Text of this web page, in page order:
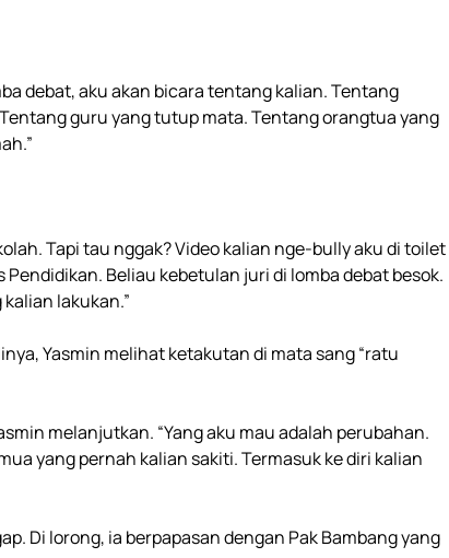
debat, aku akan bicara tentang kalian. Tentang
guru yang tutup mata. Tentang orangtua yang
Tapi tau nggak? Video kalian nge-bully aku di toilet
Pendidikan. Beliau kebetulan juri di lomba debat besok.
lakukan.”
Yasmin melihat ketakutan di mata sang “ratu
melanjutkan. “Yang aku mau adalah perubahan.
yang pernah kalian sakiti. Termasuk ke diri kalian
Di lorong, ia berpapasan dengan Pak Bambang yang